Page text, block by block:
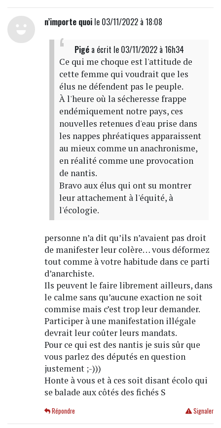
n’importe quoile 03/11/2022 à 18:08
Pigéa écrit le 03/11/2022 à 16h34
Ce qui me choque est l'attitude de
cette femme qui voudrait que les
élus ne défendent pas le peuple.
À l'heure où la sécheresse frappe
endémiquement notre pays, ces
nouvelles retenues d'eau prise dans
les nappes phréatiques apparaissent
au mieux comme un anachronisme,
en réalité comme une provocation
de nantis.
Bravo aux élus qui ont su montrer
leur attachement à l'équité, à
l'écologie.
personne n’a dit qu’ils n’avaient pas droit
de manifester leur colère… vous déformez
tout comme à votre habitude dans ce parti
d’anarchiste.
Ils peuvent le faire librement ailleurs, dans
le calme sans qu’aucune exaction ne soit
commise mais c’est trop leur demander.
Participer à une manifestation illégale
devrait leur coûter leurs mandats.
Pour ce qui est des nantis je suis sûr que
vous parlez des députés en question
justement ;-)))
Honte à vous et à ces soit disant écolo qui
se balade aux côtés des fichés S
Signaler
Répondre